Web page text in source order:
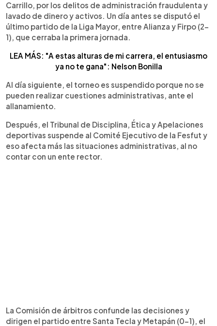
Carrillo, por los delitos de administración fraudulenta y
lavado de dinero y activos. Un día antes se disputó el
último partido de la Liga Mayor, entre Alianza y Firpo (2-
1), que cerraba la primera jornada.
LEA MÁS: "A estas alturas de mi carrera, el entusiasmo
ya no te gana": Nelson Bonilla
Al día siguiente, el torneo es suspendido porque no se
pueden realizar cuestiones administrativas, ante el
allanamiento.
Después, el Tribunal de Disciplina, Ética y Apelaciones
deportivas suspende al Comité Ejecutivo de la Fesfut y
eso afecta más las situaciones administrativas, al no
contar con un ente rector.
La Comisión de árbitros confunde las decisiones y
dirigen el partido entre Santa Tecla y Metapán (0-1), el